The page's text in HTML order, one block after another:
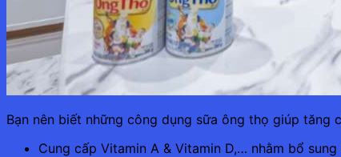
Bạn nên biết những công dụng sữa ông thọ giúp tăng
Cung cấp Vitamin A & Vitamin D,… nhằm bổ